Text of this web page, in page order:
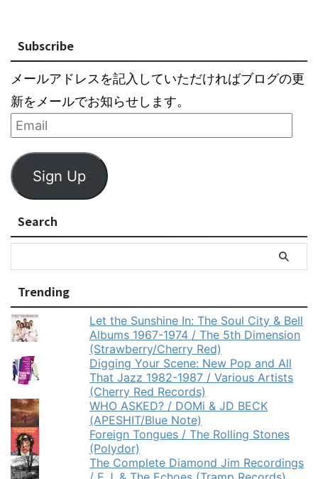
Subscribe
メールアドレスを記入していただければブログの更
新をメールでお知らせします。
Sign Up
Search
Trending
Let the Sunshine In: The Soul City & Bell
Albums 1967-1974 / The 5th Dimension
(Strawberry/Cherry Red)
Digging Your Scene: New Pop and All
That Jazz 1982-1987 / Various Artists
(Cherry Red Records)
WHO ASKED? / DOMi & JD BECK
(APESHIT/Blue Note)
Foreign Tongues / The Rolling Stones
(Polydor)
The Complete Diamond Jim Recordings